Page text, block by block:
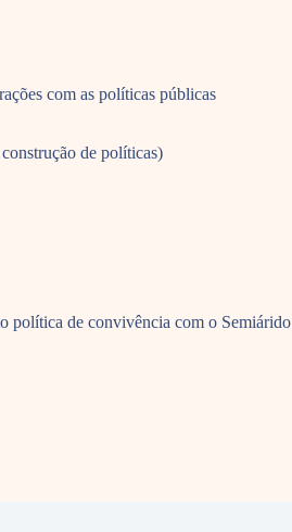
com as políticas públicas
de políticas)
política de convivência com o Semiárido